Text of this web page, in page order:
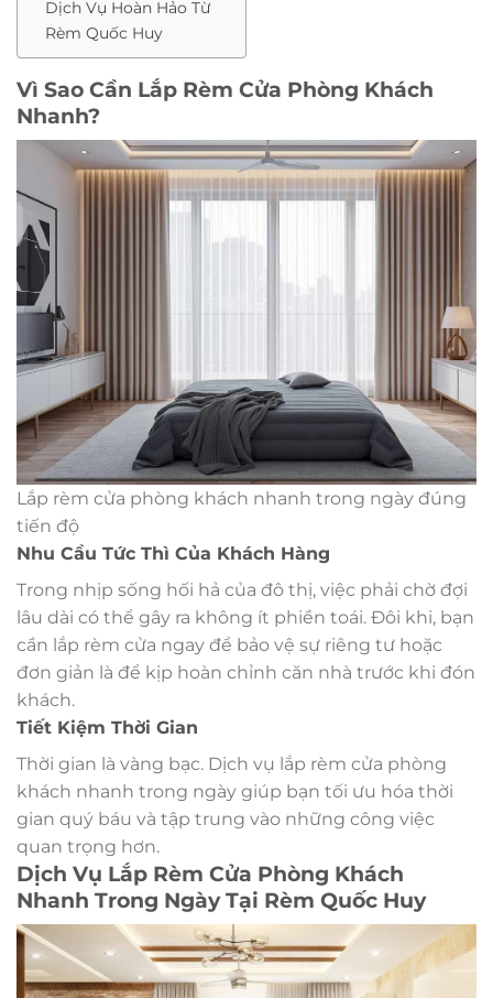
Dịch Vụ Hoàn Hảo Từ
Rèm Quốc Huy
Vì Sao Cần Lắp Rèm Cửa Phòng Khách
Nhanh?
Lắp rèm cửa phòng khách nhanh trong ngày đúng
tiến độ
Nhu Cầu Tức Thì Của Khách Hàng
Trong nhịp sống hối hả của đô thị, việc phải chờ đợi
lâu dài có thể gây ra không ít phiền toái. Đôi khi, bạn
cần lắp rèm cửa ngay để bảo vệ sự riêng tư hoặc
đơn giản là để kịp hoàn chỉnh căn nhà trước khi đón
khách.
Tiết Kiệm Thời Gian
Thời gian là vàng bạc. Dịch vụ lắp rèm cửa phòng
khách nhanh trong ngày giúp bạn tối ưu hóa thời
gian quý báu và tập trung vào những công việc
quan trọng hơn.
Dịch Vụ Lắp Rèm Cửa Phòng Khách
Nhanh Trong Ngày Tại Rèm Quốc Huy